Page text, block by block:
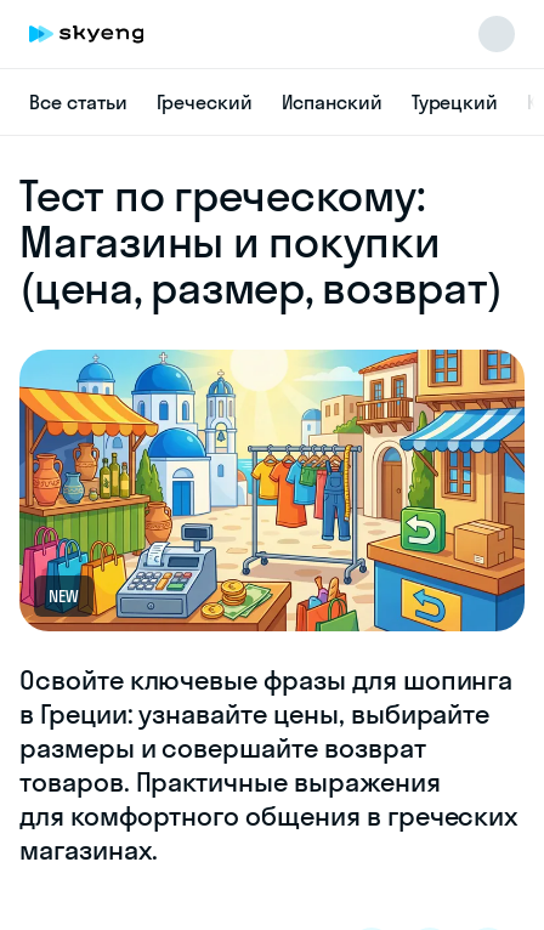
Все статьи Греческий Испанский Турецкий
Тест по греческому:
Магазины и покупки
(цена, размер, возврат)
NEW
Освойте ключевые фразы для шопинга
в Греции: узнавайте цены, выбирайте
размеры и совершайте возврат
товаров. Практичные выражения
для комфортного общения в греческих
магазинах.
online